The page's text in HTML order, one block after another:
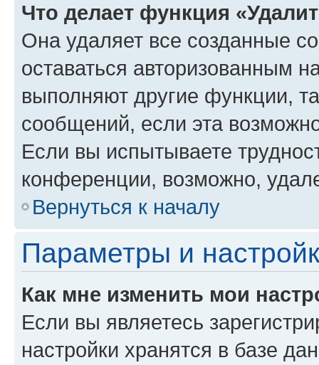
Что делает функция
Она удаляет все созданные
оставаться авторизованным
выполняют другие функции,
сообщений, если эта
Если вы испытываете
конференции, возможно,
Вернуться к началу
Параметры и
Как мне изменить мои
Если вы являетесь
настройки хранятся в базе